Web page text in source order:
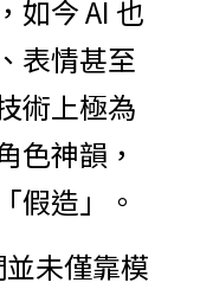
如今 AI 也
表情甚至
術上極為
色神韻，
假造」。
未僅靠模